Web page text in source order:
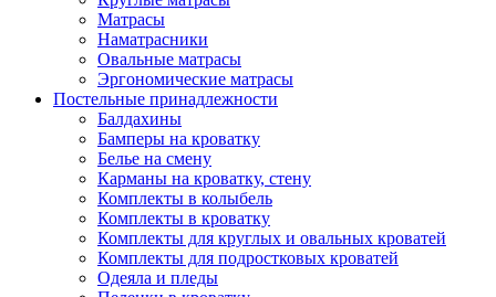
Матрасы
Наматрасники
Овальные матрасы
Эргономические матрасы
Постельные принадлежности
Балдахины
Бамперы на кроватку
Белье на смену
Карманы на кроватку, стену
Комплекты в колыбель
Комплекты в кроватку
Комплекты для круглых и овальных кроватей
Комплекты для подростковых кроватей
Одеяла и пледы